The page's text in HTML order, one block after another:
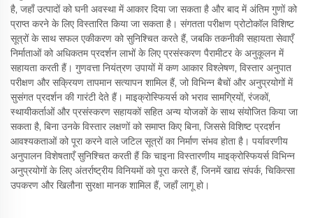
है, जहाँ उत्पादों को घनी अवस्था में आकार दिया जा सकता है और बाद में अंतिम गुणों को
प्राप्त करने के लिए विस्तारित किया जा सकता है। संगतता परीक्षण प्रोटोकॉल विशिष्ट
सूत्रों के साथ सफल एकीकरण को सुनिश्चित करते हैं, जबकि तकनीकी सहायता सेवाएँ
निर्माताओं को अधिकतम प्रदर्शन लाभों के लिए प्रसंस्करण पैरामीटर के अनुकूलन में
सहायता करती हैं। गुणवत्ता नियंत्रण उपायों में कण आकार विश्लेषण, विस्तार अनुपात
परीक्षण और सक्रियण तापमान सत्यापन शामिल हैं, जो विभिन्न बैचों और अनुप्रयोगों में
सुसंगत प्रदर्शन की गारंटी देते हैं। माइक्रोस्फियर्स को भराव सामग्रियों, रंजकों,
स्थायीकर्ताओं और प्रसंस्करण सहायकों सहित अन्य योजकों के साथ संयोजित किया जा
सकता है, बिना उनके विस्तार लक्षणों को समाप्त किए बिना, जिससे विशिष्ट प्रदर्शन
आवश्यकताओं को पूरा करने वाले जटिल सूत्रों का निर्माण संभव होता है। पर्यावरणीय
अनुपालन विशेषताएँ सुनिश्चित करती हैं कि चाइना विस्तारणीय माइक्रोस्फियर्स विभिन्न
अनुप्रयोगों के लिए अंतर्राष्ट्रीय विनियमों को पूरा करते हैं, जिनमें खाद्य संपर्क, चिकित्सा
उपकरण और खिलौना सुरक्षा मानक शामिल हैं, जहाँ लागू हो।